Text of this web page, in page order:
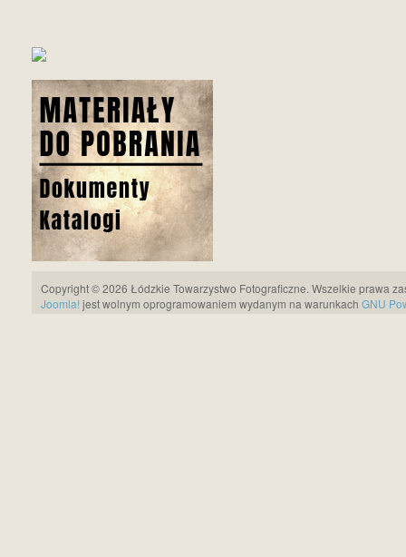
Copyright © 2026 Łódzkie Towarzystwo Fotograficzne. Wszelkie prawa
Joomla! jest wolnym oprogramowaniem wydanym na warunkach GNU